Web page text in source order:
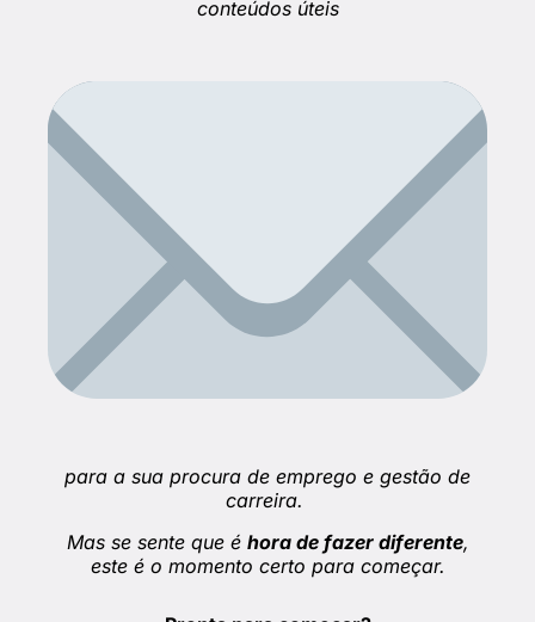
conteúdos úteis
para a sua procura de emprego e gestão de
carreira.
Mas se sente que é hora de fazer diferente,
este é o momento certo para começar.